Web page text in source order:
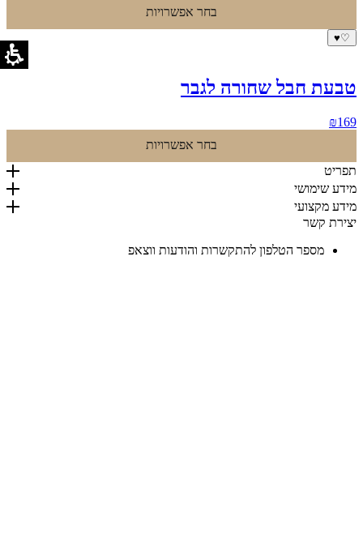
בחר אפשרויות
♡
♥
טבעת חבל שחורה לגבר
₪169
בחר אפשרויות
תפריט
מידע שימושי
מידע מקצועי
יצירת קשר
מספר הטלפון להתקשרות והודעות ווצאפ